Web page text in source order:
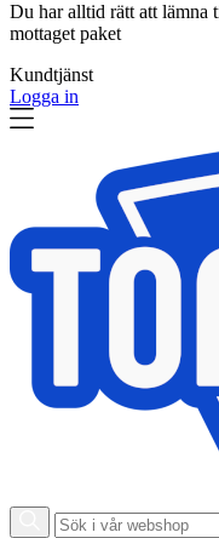
Du har alltid rätt att lämna
mottaget paket
Kundtjänst
Logga in